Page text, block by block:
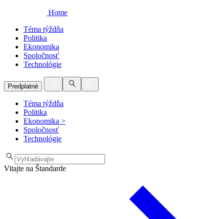
Home
Téma týždňa
Politika
Ekonomika
Spoločnosť
Technológie
Predplatné
Téma týždňa
Politika
Ekonomika >
Spoločnosť
Technológie
Vitajte na Štandarde